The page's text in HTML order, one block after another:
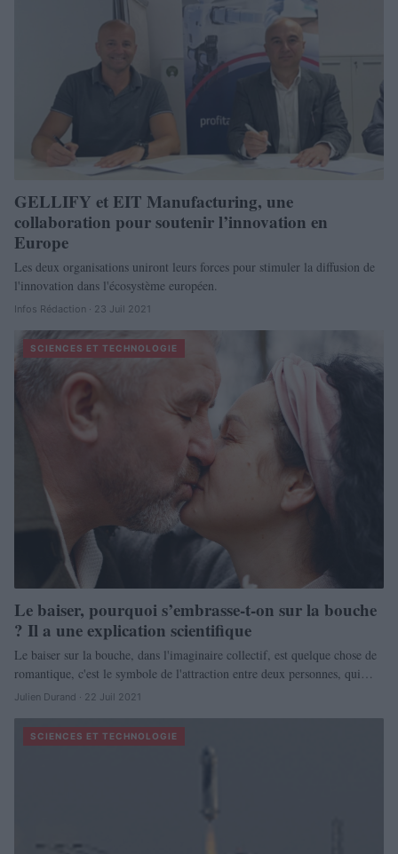
GELLIFY et EIT Manufacturing, une
collaboration pour soutenir l’innovation en
Europe
Les deux organisations uniront leurs forces pour stimuler la diffusion de
l'innovation dans l'écosystème européen.
Infos Rédaction · 23 Juil 2021
SCIENCES ET TECHNOLOGIE
Le baiser, pourquoi s’embrasse-t-on sur la bouche
? Il a une explication scientifique
Le baiser sur la bouche, dans l'imaginaire collectif, est quelque chose de
romantique, c'est le symbole de l'attraction entre deux personnes, qui…
Julien Durand · 22 Juil 2021
SCIENCES ET TECHNOLOGIE